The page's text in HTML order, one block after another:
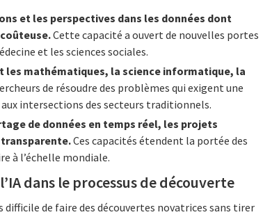
et les perspectives dans les données dont
Cette capacité a ouvert de nouvelles portes
et les sciences sociales.
mathématiques, la science informatique, la
de résoudre des problèmes qui exigent une
intersections des secteurs traditionnels.
de données en temps réel, les projets
Ces capacités étendent la portée des
à l’échelle mondiale.
dans le processus de découverte
difficile de faire des découvertes novatrices sans tirer